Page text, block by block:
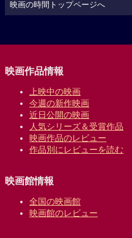
映画の時間トップページへ
映画作品情報
上映中の映画
今週の新作映画
近日公開の映画
人気シリーズ＆受賞作品
映画作品のレビュー
作品別にレビューを読む
映画館情報
全国の映画館
映画館のレビュー